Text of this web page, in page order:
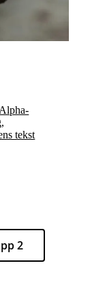
Alpha-
tekst
2